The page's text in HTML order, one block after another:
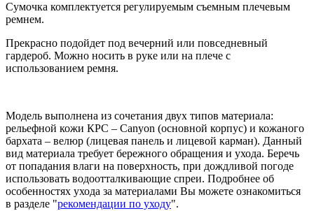
Сумочка комплектуется регулируемым съемным плечевым
ремнем.
Прекрасно подойдет под вечерний или повседневный
гардероб. Можно носить в руке или на плече с
использованием ремня.
Модель выполнена из сочетания двух типов материала:
рельефной кожи КРС – Canyon (основной корпус) и кожаного
бархата – велюр (лицевая панель и лицевой карман). Данный
вид материала требует бережного обращения и ухода. Беречь
от попадания влаги на поверхность, при дождливой погоде
использовать водоотталкивающие спреи. Подробнее об
особенностях ухода за материалами Вы можете ознакомиться
в разделе "рекомендации по уходу".